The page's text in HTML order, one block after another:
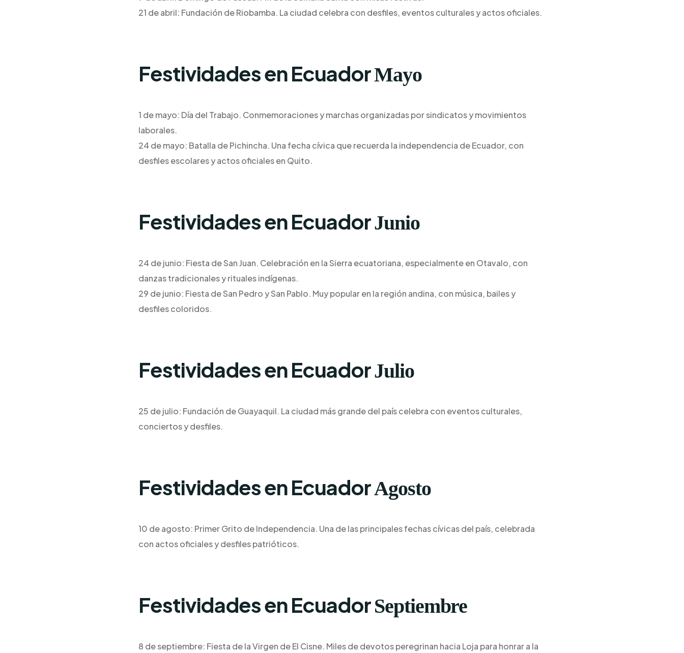
21 de abril: Fundación de Riobamba. La ciudad celebra con desfiles, eventos culturales y actos oficiales.
Festividades en EcuadorMayo
1 de mayo: Día del Trabajo. Conmemoraciones y marchas organizadas por sindicatos y movimientos
laborales.
24 de mayo: Batalla de Pichincha. Una fecha cívica que recuerda la independencia de Ecuador, con
desfiles escolares y actos oficiales en Quito.
Festividades en EcuadorJunio
24 de junio: Fiesta de San Juan. Celebración en la Sierra ecuatoriana, especialmente en Otavalo, con
danzas tradicionales y rituales indígenas.
29 de junio: Fiesta de San Pedro y San Pablo. Muy popular en la región andina, con música, bailes y
desfiles coloridos.
Festividades en EcuadorJulio
25 de julio: Fundación de Guayaquil. La ciudad más grande del país celebra con eventos culturales,
conciertos y desfiles.
Festividades en EcuadorAgosto
10 de agosto: Primer Grito de Independencia. Una de las principales fechas cívicas del país, celebrada
con actos oficiales y desfiles patrióticos.
Festividades en EcuadorSeptiembre
8 de septiembre: Fiesta de la Virgen de El Cisne. Miles de devotos peregrinan hacia Loja para honrar a la